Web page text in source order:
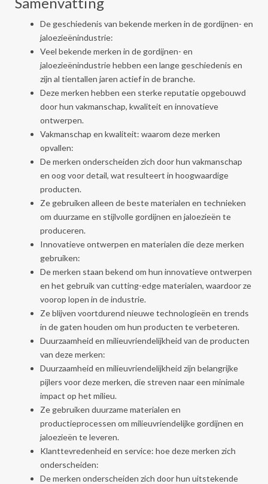
De geschiedenis van bekende merken in de gordijnen- en
jaloezieënindustrie:
Veel bekende merken in de gordijnen- en
jaloezieënindustrie hebben een lange geschiedenis en
zijn al tientallen jaren actief in de branche.
Deze merken hebben een sterke reputatie opgebouwd
door hun vakmanschap, kwaliteit en innovatieve
ontwerpen.
Vakmanschap en kwaliteit: waarom deze merken
opvallen:
De merken onderscheiden zich door hun vakmanschap
en oog voor detail, wat resulteert in hoogwaardige
producten.
Ze gebruiken alleen de beste materialen en technieken
om duurzame en stijlvolle gordijnen en jaloezieën te
produceren.
Innovatieve ontwerpen en materialen die deze merken
gebruiken:
De merken staan bekend om hun innovatieve ontwerpen
en het gebruik van cutting-edge materialen, waardoor ze
voorop lopen in de industrie.
Ze blijven voortdurend nieuwe technologieën en trends
in de gaten houden om hun producten te verbeteren.
Duurzaamheid en milieuvriendelijkheid van de producten
van deze merken:
Duurzaamheid en milieuvriendelijkheid zijn belangrijke
pijlers voor deze merken, die streven naar een minimale
impact op het milieu.
Ze gebruiken duurzame materialen en
productieprocessen om milieuvriendelijke gordijnen en
jaloezieën te leveren.
Klanttevredenheid en service: hoe deze merken zich
onderscheiden:
De merken onderscheiden zich door hun uitstekende